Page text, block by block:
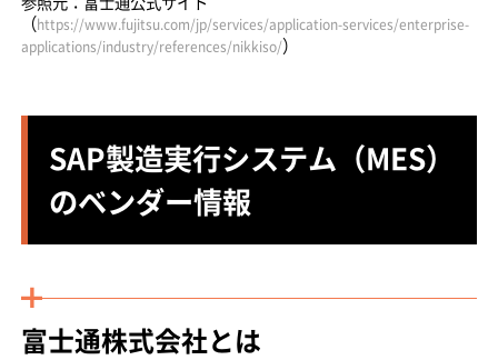
（https://www.fujitsu.com/jp/services/application-services/enterprise-
applications/industry/references/nikkiso/）
SAP製造実行システム（MES）
のベンダー情報
富士通株式会社とは